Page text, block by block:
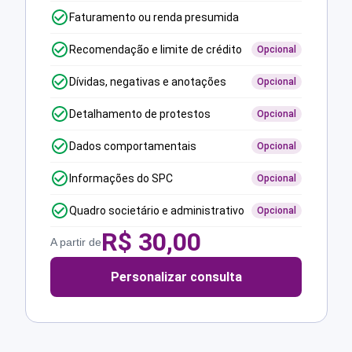
Faturamento ou renda presumida
Recomendação e limite de crédito Opcional
Dívidas, negativas e anotações Opcional
Detalhamento de protestos Opcional
Dados comportamentais Opcional
Informações do SPC Opcional
Quadro societário e administrativo Opcional
A partir deR$ 30,00
Personalizar consulta